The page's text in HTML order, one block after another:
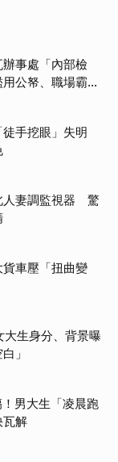
事處「內部檢
公帑、職場霸
部要查了
徒手挖眼」失明
人妻調監視器 驚
車壓「扭曲變
生身分、背景曝
」
男大生「凌晨跑
解